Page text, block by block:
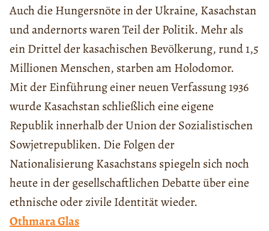
Auch die Hungersnöte in der Ukraine, Kasachstan
und andernorts waren Teil der Politik. Mehr als
ein Drittel der kasachischen Bevölkerung, rund 1,5
Millionen Menschen, starben am Holodomor.
Mit der Einführung einer neuen Verfassung 1936
wurde Kasachstan schließlich eine eigene
Republik innerhalb der Union der Sozialistischen
Sowjetrepubliken. Die Folgen der
Nationalisierung Kasachstans spiegeln sich noch
heute in der gesellschaftlichen Debatte über eine
ethnische oder zivile Identität wieder.
Othmara Glas